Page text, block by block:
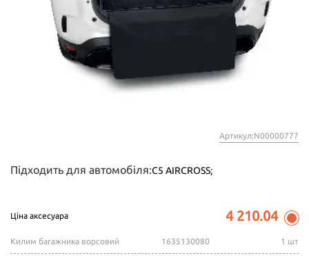
Артикул:N00000777
Підходить для автомобіля:C5 AIRCROSS;
Ціна аксесуара 4 210.04
Килим багажника ворсовий 1635130080 1 шт